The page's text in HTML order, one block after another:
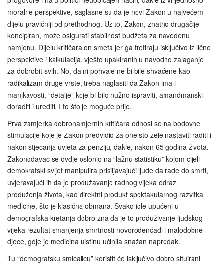
moralne perspektive, saglasne su da je novi Zakon u najvećem
dijelu pravičniji od prethodnog. Uz to, Zakon, znatno drugačije
koncipiran, može osigurati stabilnost budžeta za navedenu
namjenu. Dijelu kritičara on smeta jer ga tretiraju isključivo iz lične
perspektive i kalkulacija, vješto upakiranih u navodno zalaganje
za dobrobit svih. No, da ni pohvale ne bi bile shvaćene kao
radikalizam druge vrste, treba naglasiti da Zakon ima i
manjkavosti, “detalje” koje bi bilo nužno ispraviti, amandmanski
doraditi i urediti. I to što je moguće prije.
Prva zamjerka dobronamjernih kritičara odnosi se na bodovne
stimulacije koje je Zakon predvidio za one što žele nastaviti raditi i
nakon stjecanja uvjeta za penziju, dakle, nakon 65 godina života.
Zakonodavac se ovdje oslonio na “lažnu statistiku” kojom cijeli
demokratski svijet manipulira prisiljavajući ljude da rade do smrti,
uvjeravajući ih da je produžavanje radnog vijeka odraz
produženja života, kao direktni produkt spektakularnog razvitka
medicine, što je klasična obmana. Svako iole upućeni u
demografska kretanja dobro zna da je to produživanje ljudskog
vijeka rezultat smanjenja smrtnosti novorođenčadi i malodobne
djece, gdje je medicina uistinu učinila snažan napredak.
Tu “demografsku smicalicu” koristit će isključivo dobro situirani